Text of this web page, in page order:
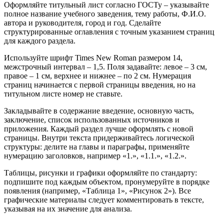
Оформляйте титульный лист согласно ГОСТу – указывайте
полное название учебного заведения, тему работы, Ф.И.О.
автора и руководителя, город и год. Сделайте
структурированные оглавления с точным указанием страниц
для каждого раздела.
Используйте шрифт Times New Roman размером 14,
межстрочный интервал – 1,5. Поля задавайте: левое – 3 см,
правое – 1 см, верхнее и нижнее – по 2 см. Нумерация
страниц начинается с первой страницы введения, но на
титульном листе номер не ставьте.
Закладывайте в содержание введение, основную часть,
заключение, список использованных источников и
приложения. Каждый раздел лучше оформлять с новой
страницы. Внутри текста придерживайтесь логической
структуры: делите на главы и параграфы, применяйте
нумерацию заголовков, например «1.», «1.1.», «1.2.».
Таблицы, рисунки и графики оформляйте по стандарту:
подпишите под каждым объектом, пронумеруйте в порядке
появления (например, «Таблица 1», «Рисунок 2»). Все
графические материалы следует комментировать в тексте,
указывая на их значение для анализа.